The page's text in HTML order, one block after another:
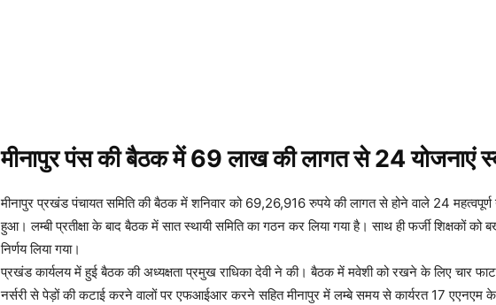
मीनापुर पंस की बैठक में 69 लाख की लागत से 24 योजनाएं
मीनापुर प्रखंड पंचायत समिति की बैठक में शनिवार को 69,26,916 रुपये की लागत से होने वाले 24
हुआ। लम्बी प्रतीक्षा के बाद बैठक में सात स्थायी समिति का गठन कर लिया गया है। साथ ही फर्जी शिक्षकों को
निर्णय लिया गया।
प्रखंड कार्यलय में हुई बैठक की अध्यक्षता प्रमुख राधिका देवी ने की। बैठक में मवेशी को रखने के लिए चार
नर्सरी से पेड़ों की कटाई करने वालों पर एफआईआर करने सहित मीनापुर में लम्बे समय से कार्यरत 17 एएनएम